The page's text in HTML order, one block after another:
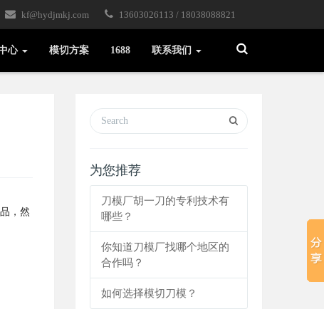
kf@hydjmkj.com 13603026113 / 18038088821
Toggle
Search
心 模切方案 1688 联系我们
，然
为您推荐
刀模厂胡一刀的专利技术有
哪些？
你知道刀模厂找哪个地区的
合作吗？
如何选择模切刀模？